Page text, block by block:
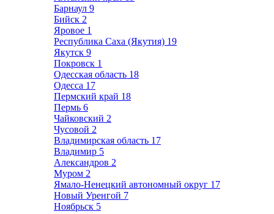
Барнаул 9
Бийск 2
Яровое 1
Республика Саха (Якутия) 19
Якутск 9
Покровск 1
Одесская область 18
Одесса 17
Пермский край 18
Пермь 6
Чайковский 2
Чусовой 2
Владимирская область 17
Владимир 5
Александров 2
Муром 2
Ямало-Ненецкий автономный округ 17
Новый Уренгой 7
Ноябрьск 5